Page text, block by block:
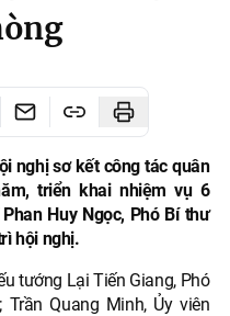
nghị sơ kết công tác quân
triển khai nhiệm vụ 6
Huy Ngọc, Phó Bí thư
hội nghị.
tướng Lại Tiến Giang, Phó
Quang Minh, Ủy viên